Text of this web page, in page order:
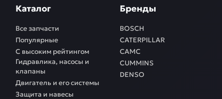
Каталог
Все запчасти
Популярные
С высоким рейтингом
Гидравлика, насосы и
клапаны
Двигатель и его системы
Защита и навесы
Бренды
BOSCH
CATERPILLAR
CAMC
CUMMINS
DENSO